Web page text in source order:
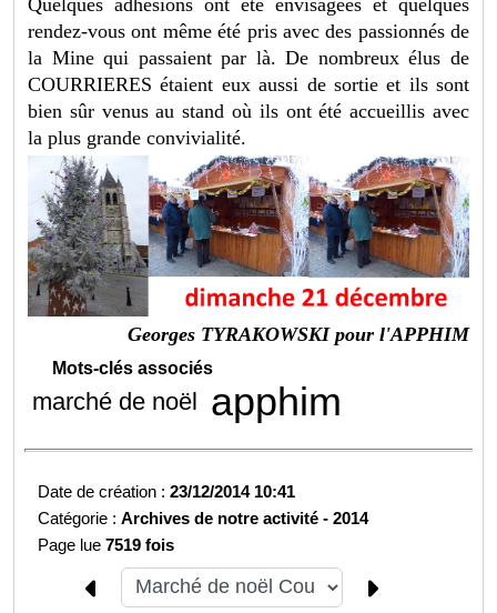
Quelques adhésions ont été envisagées et quelques
rendez-vous ont même été pris avec des passionnés de
la Mine qui passaient par là. De nombreux élus de
COURRIERES étaient eux aussi de sortie et ils sont
bien sûr venus au stand où ils ont été accueillis avec
la plus grande convivialité.
Georges TYRAKOWSKI pour l'APPHIM
Mots-clés associés
marché de noël apphim
Date de création :23/12/2014 10:41
Catégorie :Archives de notre activité -2014
Page lue7519 fois